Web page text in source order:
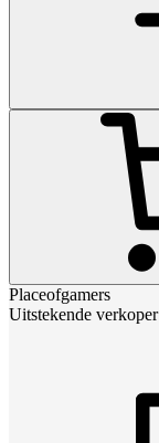
Placeofgamers
Uitstekende verkoper